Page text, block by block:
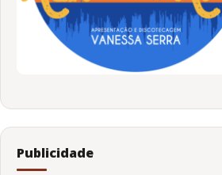
Publicidade